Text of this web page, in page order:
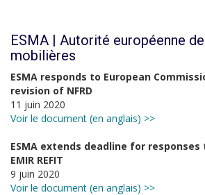
ESMA | Autorité européenne
mobilières
ESMA responds to European
revision of NFRD
11 juin 2020
Voir le document (en anglais) >>
ESMA extends deadline for
EMIR REFIT
9 juin 2020
Voir le document (en anglais) >>